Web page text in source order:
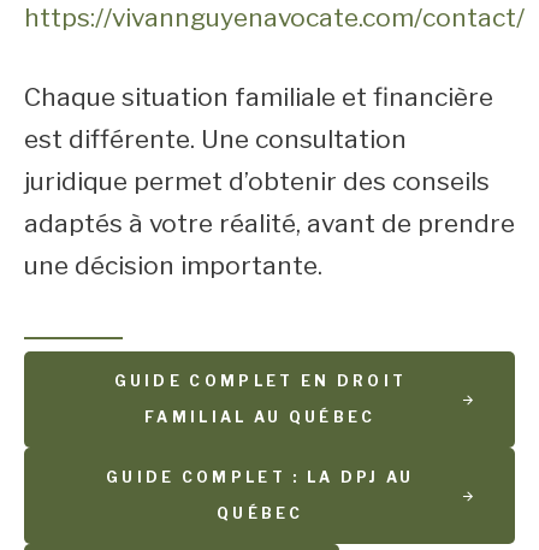
https://vivannguyenavocate.com/contact/
Chaque situation familiale et financière
est différente. Une consultation
juridique permet d’obtenir des conseils
adaptés à votre réalité, avant de prendre
une décision importante.
GUIDE COMPLET EN DROIT
FAMILIAL AU QUÉBEC
GUIDE COMPLET : LA DPJ AU
QUÉBEC